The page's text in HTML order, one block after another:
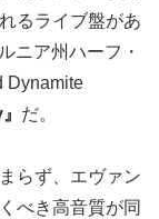
るライブ盤があ
ニア州ハーフ・
Dynamite
だ。
らず、エヴァン
べき高音質が同